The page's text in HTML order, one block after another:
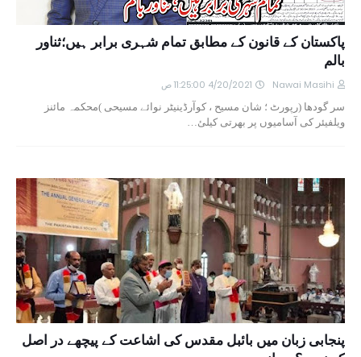
پاکستان کے قانون کے مطابق تمام شہری برابر ہیں؛ثناور
بالم
Nawai Masihi 4/20/2021 11:25:00 ص
سر گودھا (رپورٹ ؛ شان مسیح ، کوآرڈینیٹر نوائے مسیحی )محکمہ مائنز
ویلفیئر کی آسامیوں پر بھرتی کیلئ…
پنجابی زبان میں بائبل مقدس کی اشاعت کے پیچھے در اصل